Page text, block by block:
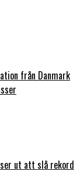
från Danmark
ut att slå rekord